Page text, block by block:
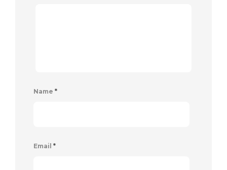
Name *
Email *